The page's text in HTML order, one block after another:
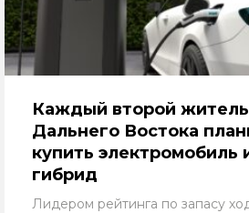
Каждый второй житель
Дальнего Востока
купить электромобиль
гибрид
Лидером рейтинга по запасу